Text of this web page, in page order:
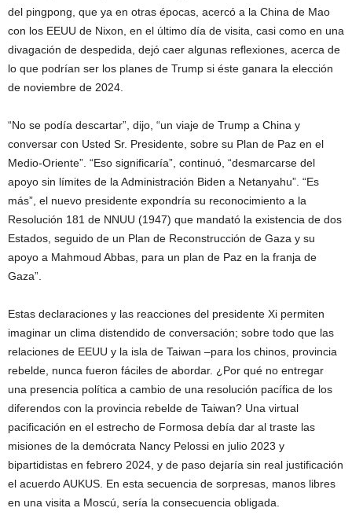
del pingpong, que ya en otras épocas, acercó a la China de Mao
con los EEUU de Nixon, en el último día de visita, casi como en una
divagación de despedida, dejó caer algunas reflexiones, acerca de
lo que podrían ser los planes de Trump si éste ganara la elección
de noviembre de 2024.
“No se podía descartar”, dijo, “un viaje de Trump a China y
conversar con Usted Sr. Presidente, sobre su Plan de Paz en el
Medio-Oriente”. “Eso significaría”, continuó, “desmarcarse del
apoyo sin límites de la Administración Biden a Netanyahu”. “Es
más”, el nuevo presidente expondría su reconocimiento a la
Resolución 181 de NNUU (1947) que mandató la existencia de dos
Estados, seguido de un Plan de Reconstrucción de Gaza y su
apoyo a Mahmoud Abbas, para un plan de Paz en la franja de
Gaza”.
Estas declaraciones y las reacciones del presidente Xi permiten
imaginar un clima distendido de conversación; sobre todo que las
relaciones de EEUU y la isla de Taiwan –para los chinos, provincia
rebelde, nunca fueron fáciles de abordar. ¿Por qué no entregar
una presencia política a cambio de una resolución pacífica de los
diferendos con la provincia rebelde de Taiwan? Una virtual
pacificación en el estrecho de Formosa debía dar al traste las
misiones de la demócrata Nancy Pelossi en julio 2023 y
bipartidistas en febrero 2024, y de paso dejaría sin real justificación
el acuerdo AUKUS. En esta secuencia de sorpresas, manos libres
en una visita a Moscú, sería la consecuencia obligada.